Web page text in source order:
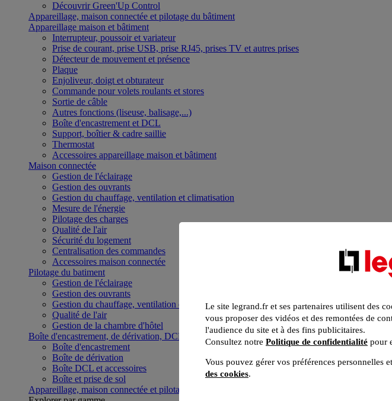
Découvrir Green'Up Control
Appareillage, maison connectée et pilotage du bâtiment
Appareillage maison et bâtiment
Interrupteur, poussoir et variateur
Prise de courant, prise USB, prise RJ45, prises TV et autres prises
Détecteur de mouvement et présence
Plaque
Enjoliveur, doigt et obturateur
Commande pour volets roulants et stores
Sortie de câble
Autres fonctions (liseuse, balisage,...)
Boîte d'encastrement et DCL
Support, boîtier & cadre saillie
Thermostat
Accessoires appareillage maison et bâtiment
Maison connectée
Gestion de l'éclairage
Gestion des ouvrants
Gestion du chauffage, ventilation et climatisation
Mesure de l'énergie
Pilotage des charges
Qualité de l'air
Sécurité du logement
Centralisation des commandes
Accessoires maison connectée
Pilotage du batiment
Gestion de l'éclairage
Gestion des ouvrants
Gestion du chauffage, ventilation et climatisation
Qualité de l'air
Gestion de la chambre d'hôtel
Boîte d'encastrement, de dérivation, DCL et boîte de sol
Boîte d'encastrement
Boîte de dérivation
Boîte DCL et accessoires
Boîte et prise de sol
Appareillage, maison connectée et pilotage du bâtiment
Le site legrand.fr et ses partenaires utilisent des
vous proposer des vidéos et des remontées de
l'audience du site et à des fins publicitaires.
Consultez notre Politique de confidentialité pour
Vous pouvez gérer vos préférences personnelles et
des cookies.